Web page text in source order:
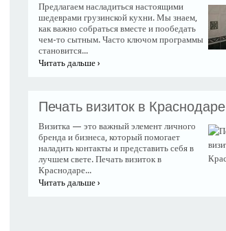
Предлагаем насладиться настоящими
шедеврами грузинской кухни. Мы знаем,
как важно собраться вместе и пообедать
чем-то сытным. Часто ключом программы
становится...
Читать дальше ›
​Печать визиток в Краснодаре
Визитка — это важный элемент личного
бренда и бизнеса, который помогает
наладить контакты и представить себя в
лучшем свете. Печать визиток в
Краснодаре...
Читать дальше ›